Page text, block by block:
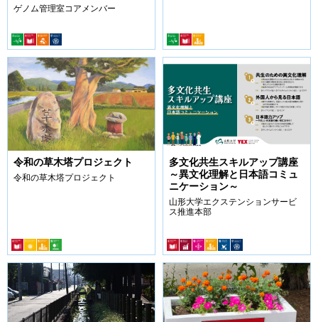
ゲノム管理室コアメンバー
令和の草木塔プロジェクト
令和の草木塔プロジェクト
多文化共生スキルアップ講座
～異文化理解と日本語コミュ
ニケーション～
山形大学エクステンションサービ
ス推進本部